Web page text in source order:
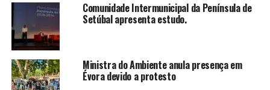
Comunidade Intermunicipal da Península de
Setúbal apresenta estudo.
Ministra do Ambiente anula presença em
Évora devido a protesto